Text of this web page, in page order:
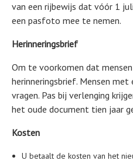
van een rijbewijs dat vóór 1
een pasfoto mee te nemen.
Herinneringsbrief
Om te voorkomen dat
herinneringsbrief. Mensen
vragen. Pas bij verlenging
het oude document tien jaar
Kosten
U betaalt de kosten van het